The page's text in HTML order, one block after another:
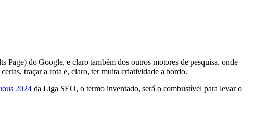
Page) do Google, e claro também dos outros motores de pesquisa, onde
traçar a rota e, claro, ter muita criatividade a bordo.
2024 da Liga SEO, o termo inventado, será o combustível para levar o